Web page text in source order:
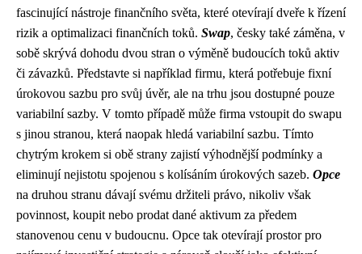
fascinující nástroje finančního světa, které otevírají dveře k řízení
rizik a optimalizaci finančních toků. Swap, česky také záměna, v
sobě skrývá dohodu dvou stran o výměně budoucích toků aktiv
či závazků. Představte si například firmu, která potřebuje fixní
úrokovou sazbu pro svůj úvěr, ale na trhu jsou dostupné pouze
variabilní sazby. V tomto případě může firma vstoupit do swapu
s jinou stranou, která naopak hledá variabilní sazbu. Tímto
chytrým krokem si obě strany zajistí výhodnější podmínky a
eliminují nejistotu spojenou s kolísáním úrokových sazeb. Opce
na druhou stranu dávají svému držiteli právo, nikoliv však
povinnost, koupit nebo prodat dané aktivum za předem
stanovenou cenu v budoucnu. Opce tak otevírají prostor pro